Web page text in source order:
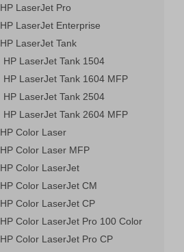
HP LaserJet Pro
HP LaserJet Enterprise
HP LaserJet Tank
HP LaserJet Tank 1504
HP LaserJet Tank 1604 MFP
HP LaserJet Tank 2504
HP LaserJet Tank 2604 MFP
HP Color Laser
HP Color Laser MFP
HP Color LaserJet
HP Color LaserJet CM
HP Color LaserJet CP
HP Color LaserJet Pro 100 Color
HP Color LaserJet Pro CP